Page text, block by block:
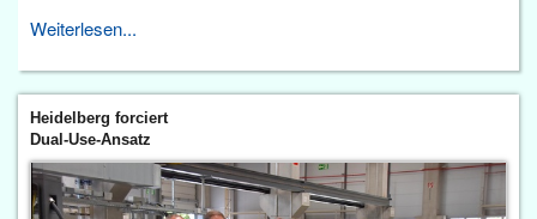
Weiterlesen...
Heidelberg forciert
Dual-Use-Ansatz